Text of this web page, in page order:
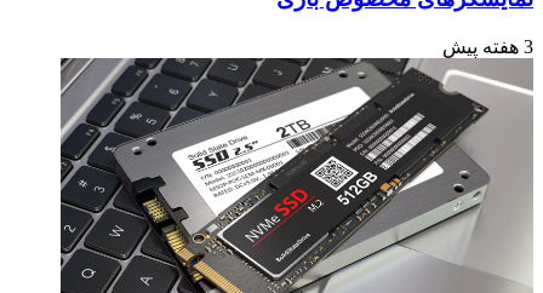
3 هفته پیش